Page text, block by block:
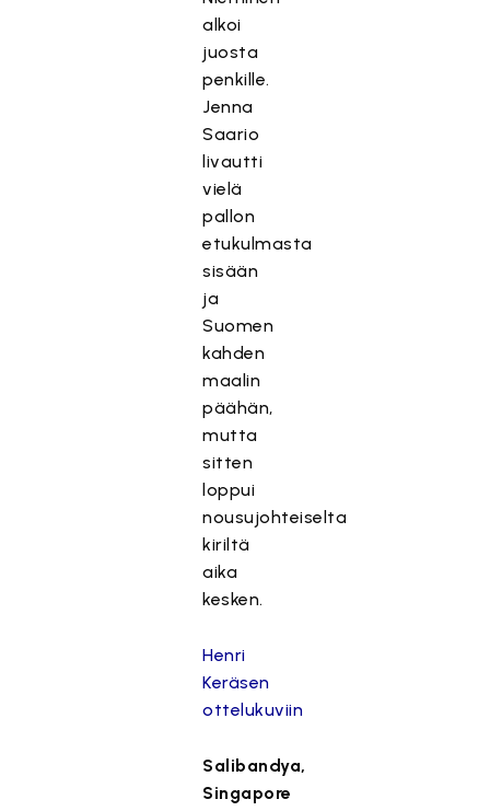
alkoi
juosta
penkille.
Jenna
Saario
livautti
vielä
pallon
etukulmasta
sisään
ja
Suomen
kahden
maalin
päähän,
mutta
sitten
loppui
nousujohteiselta
kiriltä
aika
kesken.
Henri
Keräsen
ottelukuviin
Salibandya,
Singapore